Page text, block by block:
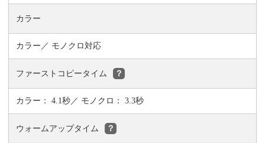
カラー
カラー／ モノクロ対応
ファーストコピータイム ？
カラー： 4.1秒／ モノクロ： 3.3秒
ウォームアップタイム ？